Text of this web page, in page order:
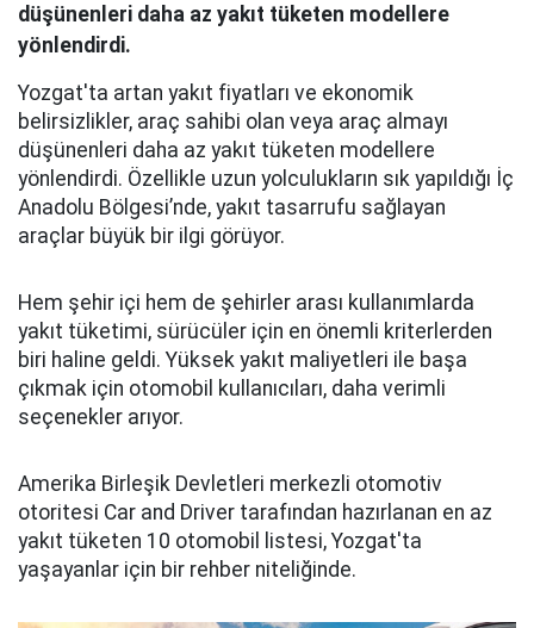
düşünenleri daha az yakıt tüketen modellere
yönlendirdi.
Yozgat'ta artan yakıt fiyatları ve ekonomik
belirsizlikler, araç sahibi olan veya araç almayı
düşünenleri daha az yakıt tüketen modellere
yönlendirdi. Özellikle uzun yolculukların sık yapıldığı İç
Anadolu Bölgesi’nde, yakıt tasarrufu sağlayan
araçlar büyük bir ilgi görüyor.
Hem şehir içi hem de şehirler arası kullanımlarda
yakıt tüketimi, sürücüler için en önemli kriterlerden
biri haline geldi. Yüksek yakıt maliyetleri ile başa
çıkmak için otomobil kullanıcıları, daha verimli
seçenekler arıyor.
Amerika Birleşik Devletleri merkezli otomotiv
otoritesi Car and Driver tarafından hazırlanan en az
yakıt tüketen 10 otomobil listesi, Yozgat'ta
yaşayanlar için bir rehber niteliğinde.